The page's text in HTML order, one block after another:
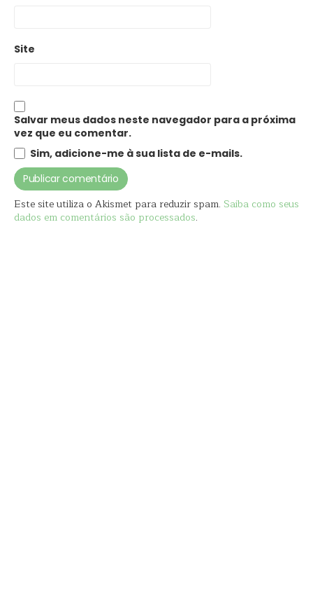
Site
Salvar meus dados neste navegador para a próxima
vez que eu comentar.
Sim, adicione-me à sua lista de e-mails.
Este site utiliza o Akismet para reduzir spam. Saiba como seus
dados em comentários são processados.